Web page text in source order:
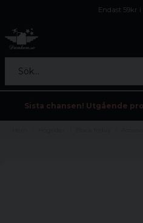
Endast 59kr
Sök...
Sista chansen! Utgående